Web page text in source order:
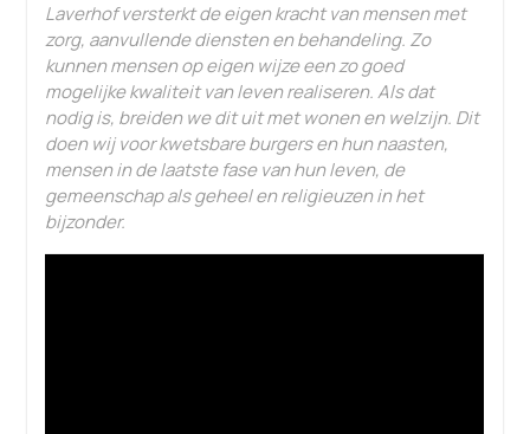
Laverhof versterkt de eigen kracht van mensen met
zorg, aanvullende diensten en behandeling. Zo
kunnen mensen op eigen wijze een zo goed
mogelijke kwaliteit van leven realiseren. Als dat
nodig is, breiden we dit uit met wonen en welzijn. Dit
doen wij voor kwetsbare burgers en hun naasten,
mensen in de laatste fase van hun leven, de
gemeenschap als geheel en religieuzen in het
bijzonder.